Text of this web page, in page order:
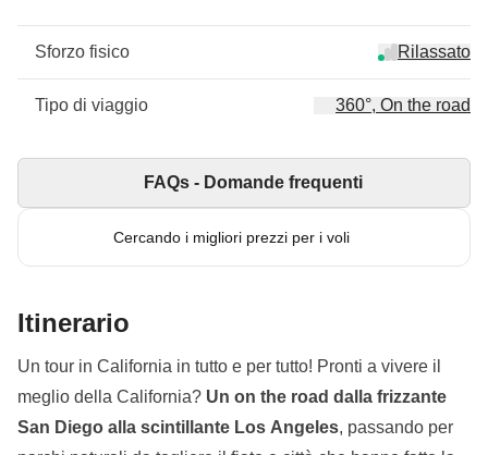
Sforzo fisico Rilassato
Tipo di viaggio 360°, On the road
Cercando i migliori prezzi per i voli
FAQs - Domande frequenti
Itinerario
Un tour in California in tutto e per tutto! Pronti a vivere il
meglio della California? Un on the road dalla frizzante
San Diego alla scintillante Los Angeles, passando per